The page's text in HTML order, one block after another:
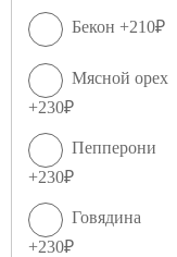
Бекон +210₽
Мясной орех
+230₽
Пепперони
+230₽
Говядина
+230₽